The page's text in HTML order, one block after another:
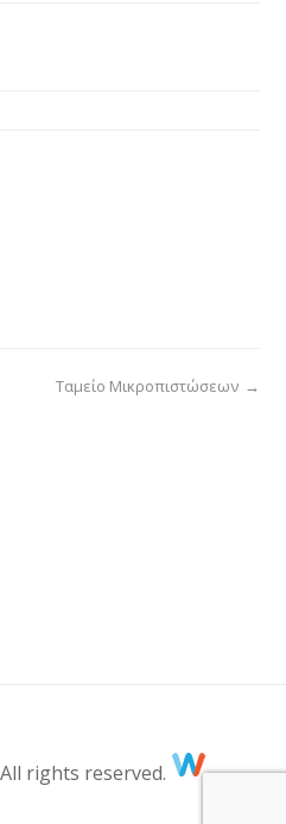
Ταμείο Μικροπιστώσεων →
rights reserved.